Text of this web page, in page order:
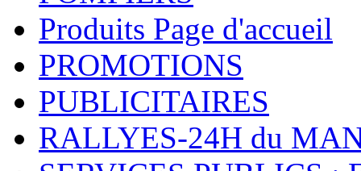
Produits Page d'accueil
PROMOTIONS
PUBLICITAIRES
RALLYES-24H du